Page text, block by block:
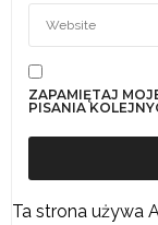
ZAPAMIĘTAJ
PISANIA
Ta strona używa